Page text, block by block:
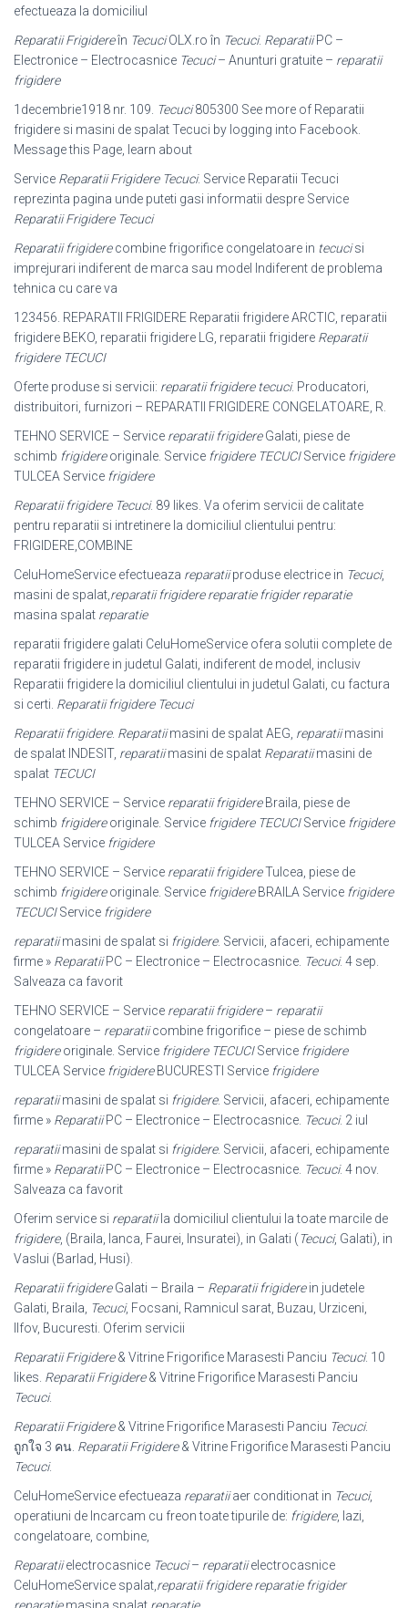
efectueaza la domiciliul
Reparatii Frigidereîn TecuciOLX.ro în Tecuci. ReparatiiPC –
Electronice – Electrocasnice Tecuci– Anunturi gratuite – reparatii
frigidere
1decembrie1918 nr. 109. Tecuci805300 See more of Reparatii
frigidere si masini de spalat Tecuci by logging into Facebook.
Message this Page, learn about
Service Reparatii Frigidere Tecuci. Service Reparatii Tecuci
reprezinta pagina unde puteti gasi informatii despre Service
Reparatii Frigidere Tecuci
Reparatii frigiderecombine frigorifice congelatoare in tecucisi
imprejurari indiferent de marca sau model Indiferent de problema
tehnica cu care va
123456. REPARATII FRIGIDERE Reparatii frigidere ARCTIC, reparatii
frigidere BEKO, reparatii frigidere LG, reparatii frigidere Reparatii
frigidere TECUCI
Oferte produse si servicii: reparatii frigidere tecuci. Producatori,
distribuitori, furnizori – REPARATII FRIGIDERE CONGELATOARE, R.
TEHNO SERVICE – Service reparatii frigidereGalati, piese de
schimb frigidereoriginale. Service frigidere TECUCIService frigidere
TULCEA Service frigidere
Reparatii frigidere Tecuci. 89 likes. Va oferim servicii de calitate
pentru reparatii si intretinere la domiciliul clientului pentru:
FRIGIDERE,COMBINE
CeluHomeService efectueaza reparatiiproduse electrice in Tecuci,
masini de spalat,reparatii frigidere reparatie frigider reparatie
masina spalat reparatie
reparatii frigidere galati CeluHomeService ofera solutii complete de
reparatii frigidere in judetul Galati, indiferent de model, inclusiv
Reparatii frigidere la domiciliul clientului in judetul Galati, cu factura
si certi. Reparatii frigidere Tecuci
Reparatii frigidere. Reparatiimasini de spalat AEG, reparatiimasini
de spalat INDESIT, reparatiimasini de spalat Reparatiimasini de
spalat TECUCI
TEHNO SERVICE – Service reparatii frigidereBraila, piese de
schimb frigidereoriginale. Service frigidere TECUCIService frigidere
TULCEA Service frigidere
TEHNO SERVICE – Service reparatii frigidereTulcea, piese de
schimb frigidereoriginale. Service frigidereBRAILA Service frigidere
TECUCIService frigidere
reparatiimasini de spalat si frigidere. Servicii, afaceri, echipamente
firme » ReparatiiPC – Electronice – Electrocasnice. Tecuci. 4 sep.
Salveaza ca favorit
TEHNO SERVICE – Service reparatii frigidere– reparatii
congelatoare – reparatiicombine frigorifice – piese de schimb
frigidereoriginale. Service frigidere TECUCIService frigidere
TULCEA Service frigidereBUCURESTI Service frigidere
reparatiimasini de spalat si frigidere. Servicii, afaceri, echipamente
firme » ReparatiiPC – Electronice – Electrocasnice. Tecuci. 2 iul
reparatiimasini de spalat si frigidere. Servicii, afaceri, echipamente
firme » ReparatiiPC – Electronice – Electrocasnice. Tecuci. 4 nov.
Salveaza ca favorit
Oferim service si reparatiila domiciliul clientului la toate marcile de
frigidere, (Braila, Ianca, Faurei, Insuratei), in Galati (Tecuci, Galati), in
Vaslui (Barlad, Husi).
Reparatii frigidereGalati – Braila – Reparatii frigiderein judetele
Galati, Braila, Tecuci, Focsani, Ramnicul sarat, Buzau, Urziceni,
Ilfov, Bucuresti. Oferim servicii
Reparatii Frigidere& Vitrine Frigorifice Marasesti Panciu Tecuci. 10
likes. Reparatii Frigidere& Vitrine Frigorifice Marasesti Panciu
Tecuci.
Reparatii Frigidere& Vitrine Frigorifice Marasesti Panciu Tecuci.
ถูกใจ 3 คน. Reparatii Frigidere& Vitrine Frigorifice Marasesti Panciu
Tecuci.
CeluHomeService efectueaza reparatiiaer conditionat in Tecuci,
operatiuni de Incarcam cu freon toate tipurile de: frigidere, lazi,
congelatoare, combine,
Reparatiielectrocasnice Tecuci– reparatiielectrocasnice
CeluHomeService spalat,reparatii frigidere reparatie frigider